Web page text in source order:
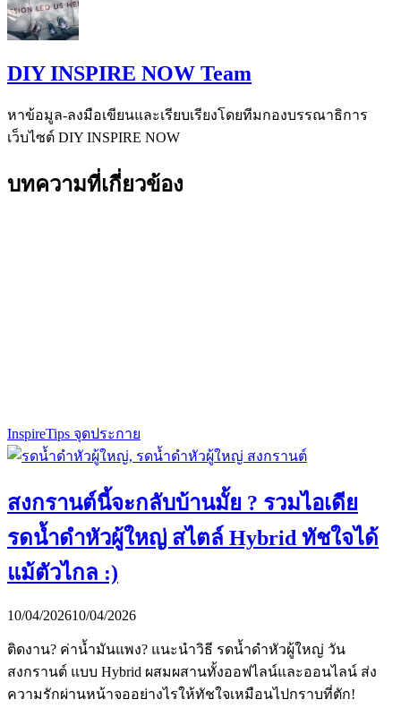
DIY INSPIRE NOW Team
หาข้อมูล-ลงมือเขียนและเรียบเรียงโดยทีมกองบรรณาธิการ
เว็บไซต์ DIY INSPIRE NOW
บทความที่เกี่ยวข้อง
InspireTips จุดประกาย
สงกรานต์นี้จะกลับบ้านมั้ย ? รวมไอเดีย
รดน้ำดำหัวผู้ใหญ่ สไตล์ Hybrid ทัชใจได้
แม้ตัวไกล :)
10/04/202610/04/2026
ติดงาน? ค่าน้ำมันแพง? แนะนำวิธี รดน้ำดำหัวผู้ใหญ่ วัน
สงกรานต์ แบบ Hybrid ผสมผสานทั้งออฟไลน์และออนไลน์ ส่ง
ความรักผ่านหน้าจออย่างไรให้ทัชใจเหมือนไปกราบที่ตัก!